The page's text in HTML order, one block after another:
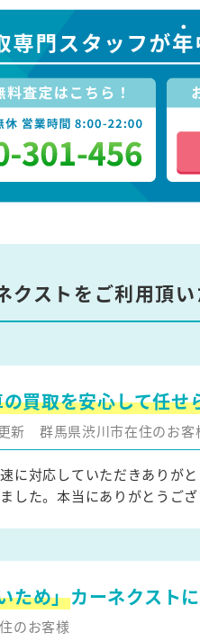
クストをご利用頂
買取を安心して任せ
新 群馬県渋川市在住のお客
に対応していただきありが
した。本当にありがとうご
ため」カーネクスト
のお客様